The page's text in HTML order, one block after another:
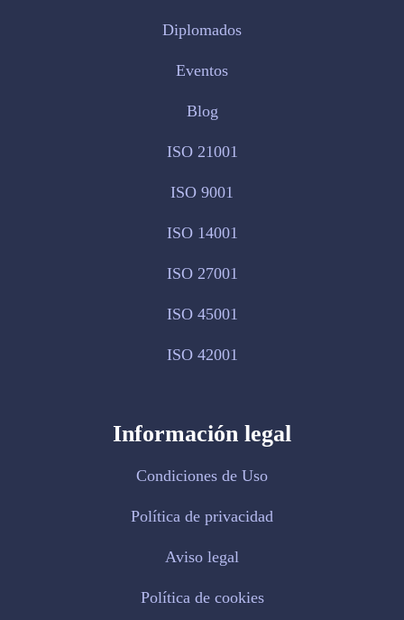
Diplomados
Eventos
Blog
ISO 21001
ISO 9001
ISO 14001
ISO 27001
ISO 45001
ISO 42001
Información legal
Condiciones de Uso
Política de privacidad
Aviso legal
Política de cookies